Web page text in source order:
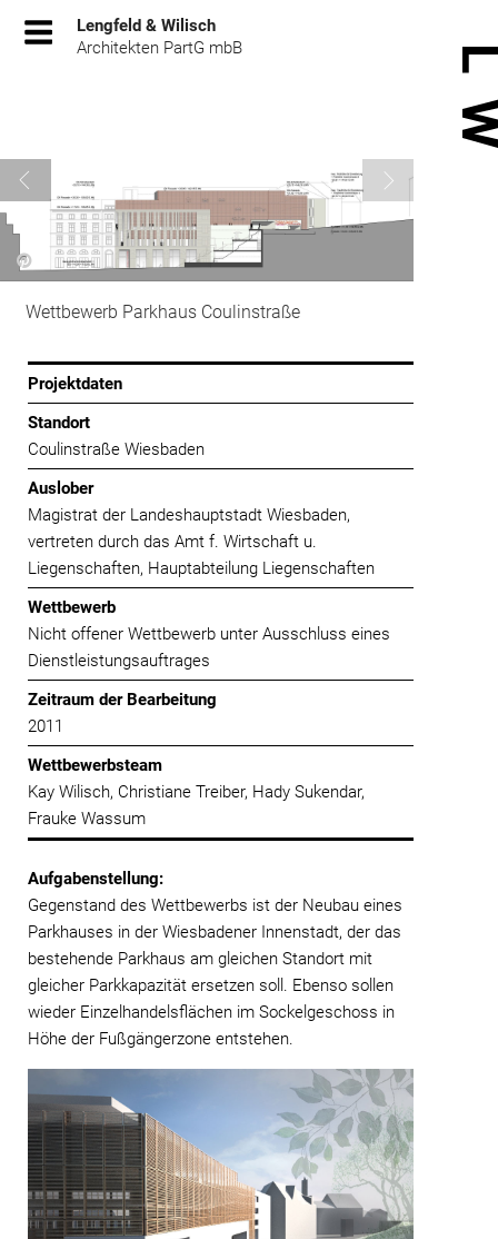
Inhalt
springen
Lengfeld & Wilisch
Architekten PartG mbB
Wettbewerb Parkhaus Coulinstraße
Projektdaten
Standort
Coulinstraße Wiesbaden
Auslober
Magistrat der Landeshauptstadt Wiesbaden,
vertreten durch das Amt f. Wirtschaft u.
Liegenschaften, Hauptabteilung Liegenschaften
Wettbewerb
Nicht offener Wettbewerb unter Ausschluss eines
Dienstleistungsauftrages
Zeitraum der Bearbeitung
2011
Wettbewerbsteam
Kay Wilisch, Christiane Treiber, Hady Sukendar,
Frauke Wassum
Aufgabenstellung:
Gegenstand des Wettbewerbs ist der Neubau eines
Parkhauses in der Wiesbadener Innenstadt, der das
bestehende Parkhaus am gleichen Standort mit
gleicher Parkkapazität ersetzen soll. Ebenso sollen
wieder Einzelhandelsflächen im Sockelgeschoss in
Höhe der Fußgängerzone entstehen.